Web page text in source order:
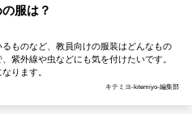
服は？
ものなど、教員向けの服装はどんなもの
紫外線や虫などにも気を付けたいです。
ります。
キテミヨ-kitemiyo-編集部